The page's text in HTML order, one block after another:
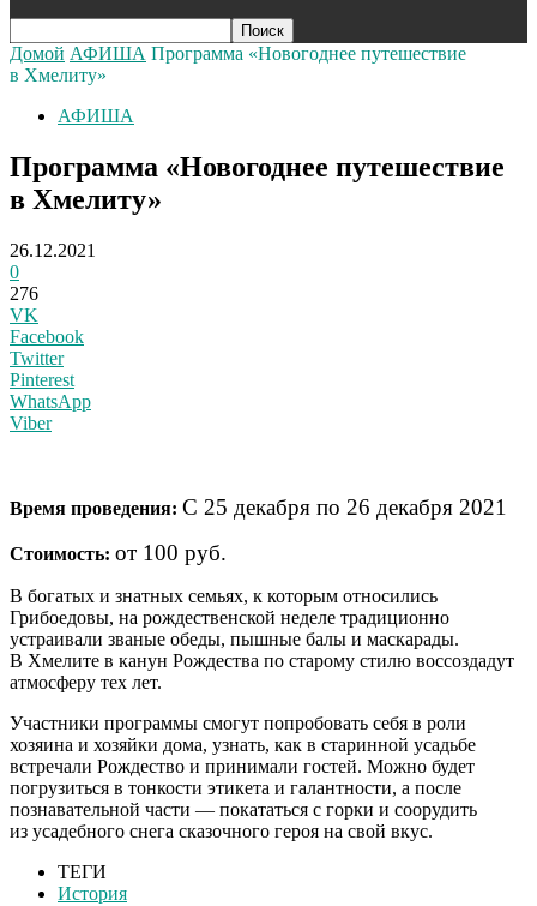
Домой АФИША Программа «Новогоднее путешествие
в Хмелиту»
АФИША
Программа «Новогоднее путешествие
в Хмелиту»
26.12.2021
0
276
VK
Facebook
Twitter
Pinterest
WhatsApp
Viber
Время проведения: С 25 декабря по 26 декабря 2021
Стоимость: от 100 руб.
В богатых и знатных семьях, к которым относились
Грибоедовы, на рождественской неделе традиционно
устраивали званые обеды, пышные балы и маскарады.
В Хмелите в канун Рождества по старому стилю воссоздадут
атмосферу тех лет.
Участники программы смогут попробовать себя в роли
хозяина и хозяйки дома, узнать, как в старинной усадьбе
встречали Рождество и принимали гостей. Можно будет
погрузиться в тонкости этикета и галантности, а после
познавательной части — покататься с горки и соорудить
из усадебного снега сказочного героя на свой вкус.
ТЕГИ
История